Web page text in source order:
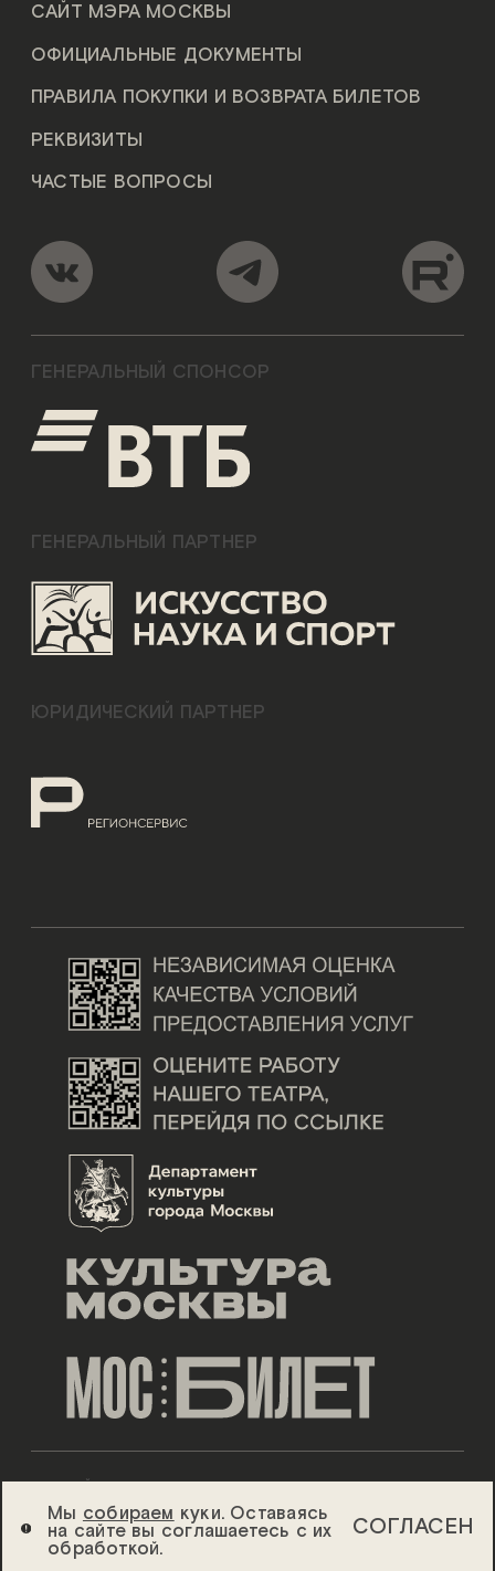
ГЕНЕРАЛЬНЫЙ СПОНСОР
ГЕНЕРАЛЬНЫЙ ПАРТНЕР
ЮРИДИЧЕСКИЙ ПАРТНЕР
САЙТ МЭРА МОСКВЫ
ОФИЦИАЛЬНЫЕ ДОКУМЕНТЫ
ПРАВИЛА ПОКУПКИ И ВОЗВРАТА БИЛЕТОВ
РЕКВИЗИТЫ
ЧАСТЫЕ ВОПРОСЫ
2026 ©ТЕАТР «СОВРЕМЕННИК»
ДИЗАЙН ESH GRUPPA
Мы собираем куки. Оставаясь
на сайте вы соглашаетесь с их
обработкой.
СОГЛАСЕН